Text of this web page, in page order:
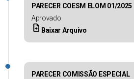
PARECER COESM ELOM 01/2025
Aprovado
upload_file Baixar Arquivo
PARECER COMISSÃO ESPECIAL